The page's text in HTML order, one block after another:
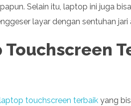
Selain itu, laptop ini juga
layar dengan sentuhan jari
touchscreen terbaik yang